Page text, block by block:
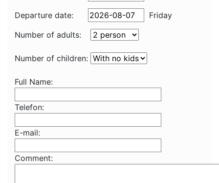
Departure date:
Friday
Number of adults:
Number of children:
Full Name:
Telefon:
E-mail:
Comment: